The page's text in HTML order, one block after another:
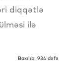
diqqətlə
ilə
Baxılıb: 934 dəfə